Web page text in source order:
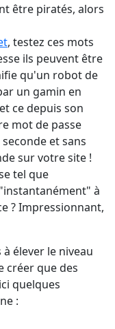
être piratés, alors
, testez ces mots
ils peuvent être
qu'un robot de
un gamin en
ce depuis son
mot de passe
et sans
sur votre site !
tel que
à
? Impressionnant,
élever le niveau
créer que des
quelques
: